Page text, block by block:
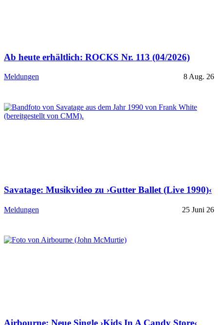
Ab heute erhältlich: ROCKS Nr. 113 (04/2026)
Meldungen 8 Aug. 26
Savatage: Musikvideo zu ›Gutter Ballet (Live 1990)‹
Meldungen 25 Juni 26
Airbourne: Neue Single ›Kids In A Candy Store‹